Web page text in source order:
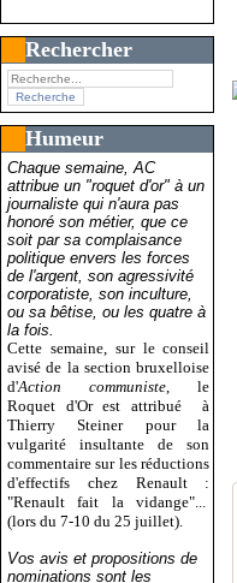
Rechercher
Humeur
Chaque semaine, AC
attribue un "roquet d'or" à un
journaliste qui n'aura pas
honoré son métier, que ce
soit par sa complaisance
politique envers les forces
de l'argent, son agressivité
corporatiste, son inculture,
ou sa bêtise, ou les quatre à
la fois.
Cette semaine, sur le conseil
avisé de la section bruxelloise
d'Action communiste , le
Roquet d'Or est attribué
à
Thierry Steiner pour la
vulgarité insultante de son
commentaire sur les réductions
d'effectifs chez Renault :
"Renault fait la vidange"...
(lors du 7-10 du 25 juillet).
Vos avis et propositions de
nominations sont les